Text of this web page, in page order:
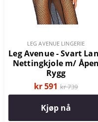
LEG AVENUE LINGERIE
Leg Avenue - Svart
Nettingkjole m/ Åpen
Rygg
kr 591 kr 739
Kjøp nå